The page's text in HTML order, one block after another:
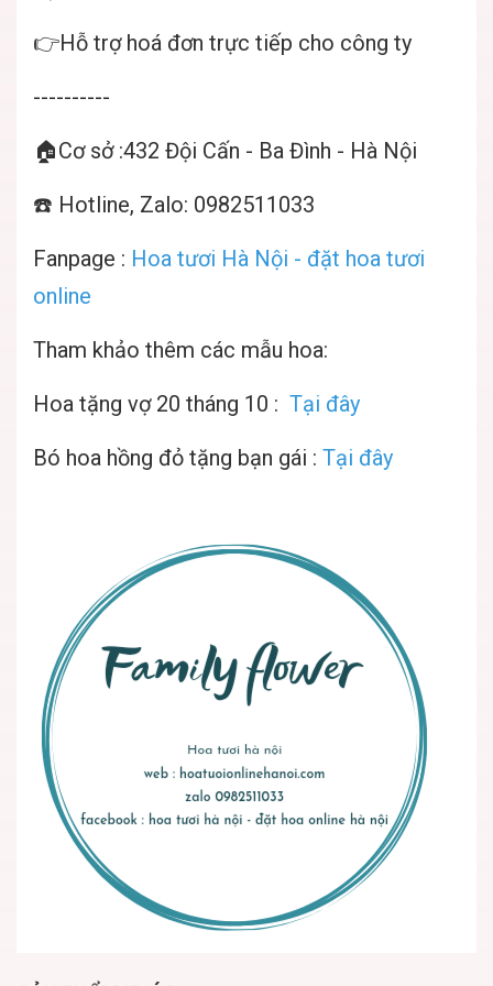
👉Hỗ trợ hoá đơn trực tiếp cho công ty
----------
🏠Cơ sở :432 Đội Cấn - Ba Đình - Hà Nội
☎️ Hotline, Zalo: 0982511033
Fanpage : Hoa tươi Hà Nội - đặt hoa tươi
online
Tham khảo thêm các mẫu hoa:
Hoa tặng vợ 20 tháng 10 : Tại đây
Bó hoa hồng đỏ tặng bạn gái : Tại đây